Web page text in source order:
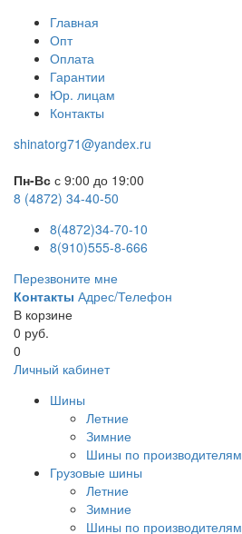
Главная
Опт
Оплата
Гарантии
Юр. лицам
Контакты
shinatorg71@yandex.ru
Пн-Вс с 9:00 до 19:00
8 (4872) 34-40-50
8(4872)34-70-10
8(910)555-8-666
Перезвоните мне
Контакты Адрес/Телефон
В корзине
0 руб.
0
Личный кабинет
Шины
Летние
Зимние
Шины по производителям
Грузовые шины
Летние
Зимние
Шины по производителям